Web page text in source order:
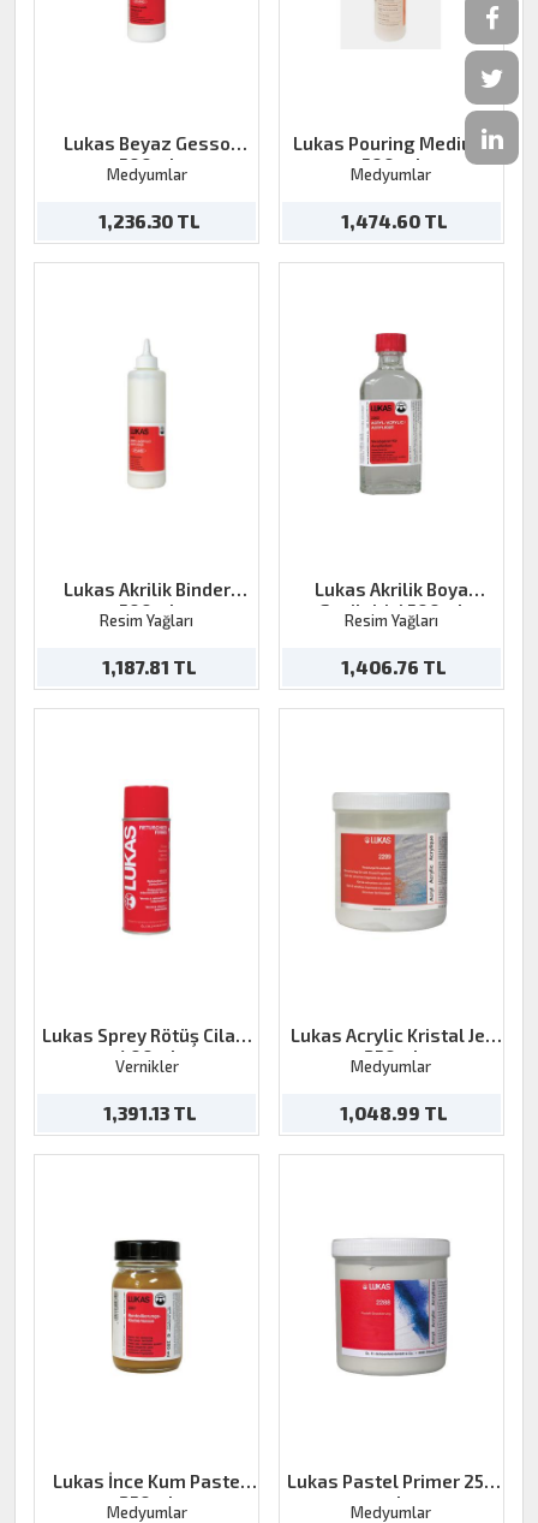
Lukas Beyaz Gesso
500ml
Medyumlar
1,236.30 TL
Lukas Pouring Medium
500 ml
Medyumlar
1,474.60 TL
Lukas Akrilik Binder
500ml
Resim Yağları
1,187.81 TL
Lukas Akrilik Boya
Geciktirici 500ml
Resim Yağları
1,406.76 TL
Lukas Sprey Rötüş Cilası
400ml
Vernikler
1,391.13 TL
Lukas Acrylic Kristal Jel
250ml
Medyumlar
1,048.99 TL
Lukas İnce Kum Paste
250ml
Medyumlar
Lukas Pastel Primer 250
ml
Medyumlar